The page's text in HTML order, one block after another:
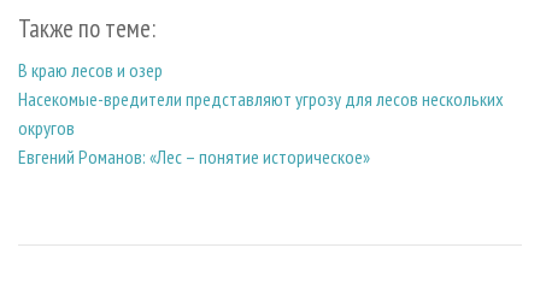
Также по теме:
В краю лесов и озер
Насекомые-вредители представляют угрозу для лесов нескольких
округов
Евгений Романов: «Лес – понятие историческое»